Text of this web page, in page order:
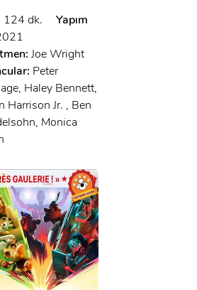
124 dk.
Yapım
Joe Wright
Peter
Haley Bennett,
Harrison Jr. , Ben
Monica